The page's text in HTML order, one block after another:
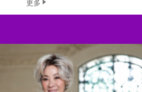
更多